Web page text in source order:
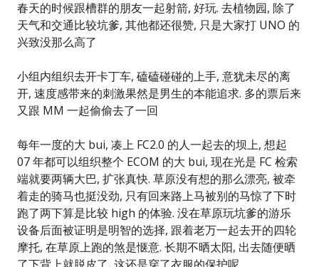
春天的时候跟槽群的朋友一起射箭, 好玩. 去植物园, 除了
天气和交通比较坑爹, 其他都还很赞, 只是大家打 UNO 的
兴致没那么高了
小组内组织去开卡丁车, 磕磕碰碰的上手, 意犹未尽的离
开, 速度感带来的刺激果然是男生的本能追求. 多的票后来
又跟 MM 一起偷偷去了一回
每年一度的大 bui, 凑上 FC2.0 的人一起去的坝上, 想起
07 年都可以组织整个 ECOM 的大 bui, 现在光是 FC 检索
端就要两辆大巴, 扩张真快. 草原没有想的那么漂亮, 被牵
着走的骑马也挺没劲, 只有回来路上马被别的马惊了下时
跑了两下算是比较 high 的体验. 没在草原玩坑爹的游乐
设备后面被证明是明智的选择, 跟着老万一起去开的四轮
摩托, 在草原上跑的煞是惬意. 长期不晒太阳, 出去随便晒